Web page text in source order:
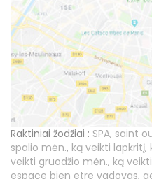
Raktiniai žodžiai : SPA, saint
spalio mėn., ką veikti lapkritį,
veikti gruodžio mėn., ką
espace bien etre vadovas,